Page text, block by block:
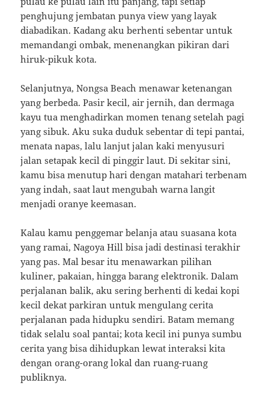
penghujung jembatan punya view yang layak
diabadikan. Kadang aku berhenti sebentar untuk
memandangi ombak, menenangkan pikiran dari
hiruk-pikuk kota.
Selanjutnya, Nongsa Beach menawar ketenangan
yang berbeda. Pasir kecil, air jernih, dan dermaga
kayu tua menghadirkan momen tenang setelah pagi
yang sibuk. Aku suka duduk sebentar di tepi pantai,
menata napas, lalu lanjut jalan kaki menyusuri
jalan setapak kecil di pinggir laut. Di sekitar sini,
kamu bisa menutup hari dengan matahari terbenam
yang indah, saat laut mengubah warna langit
menjadi oranye keemasan.
Kalau kamu penggemar belanja atau suasana kota
yang ramai, Nagoya Hill bisa jadi destinasi terakhir
yang pas. Mal besar itu menawarkan pilihan
kuliner, pakaian, hingga barang elektronik. Dalam
perjalanan balik, aku sering berhenti di kedai kopi
kecil dekat parkiran untuk mengulang cerita
perjalanan pada hidupku sendiri. Batam memang
tidak selalu soal pantai; kota kecil ini punya sumbu
cerita yang bisa dihidupkan lewat interaksi kita
dengan orang-orang lokal dan ruang-ruang
publiknya.